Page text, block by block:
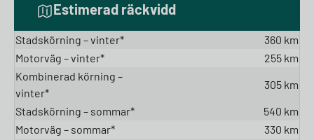
Estimerad räckvidd
Stadskörning – vinter*
360 km
Motorväg – vinter*
255 km
Kombinerad körning –
vinter*
305 km
Stadskörning – sommar*
540 km
Motorväg – sommar*
330 km